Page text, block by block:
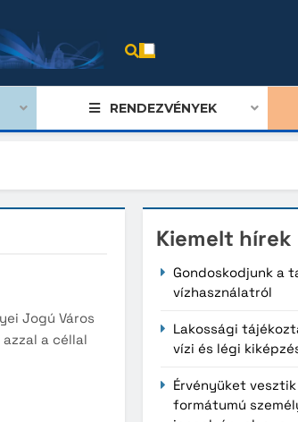
RENDEZVÉNYEK
Jogú Város
a céllal
Kiemelt hírek
Gondoskodjunk a
vízhasználatról
Lakossági
vízi és légi
Érvényüket
formátumú